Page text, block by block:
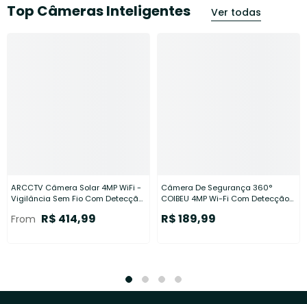
Top Câmeras Inteligentes Ver todas
ARCCTV Câmera Solar 4MP WiFi -
Vigilância Sem Fio Com Detecção
From R$ 414,99
Câmera De Segurança 360°
COIBEU 4MP Wi-Fi Com Detecção
R$ 189,99